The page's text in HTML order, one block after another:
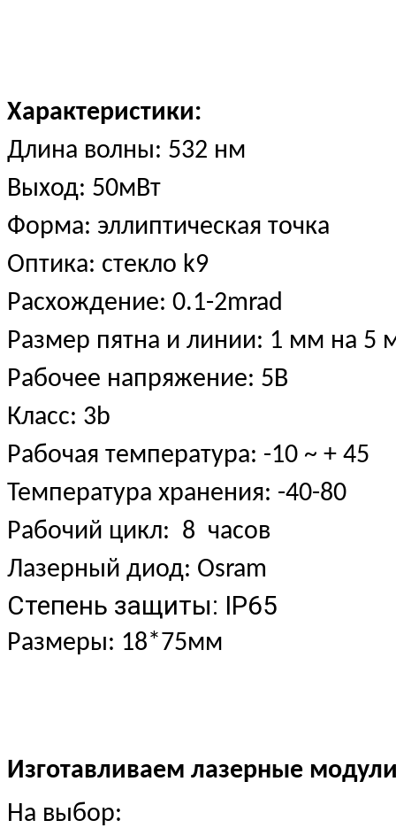
Характеристики:
Длина волны: 532 нм
Выход: 50мВт
Форма: эллиптическая точка
Оптика: стекло k9
Расхождение: 0.1-2mrad
Размер пятна и линии: 1 мм на 5
Рабочее напряжение: 5В
Класс: 3b
Рабочая температура: -10 ~ + 45
Температура хранения: -40-80
Рабочий цикл: 8 часов
Лазерный диод: Osram
Степень защиты: IP65
Размеры: 18*75мм
Изготавливаем лазерные
На выбор: